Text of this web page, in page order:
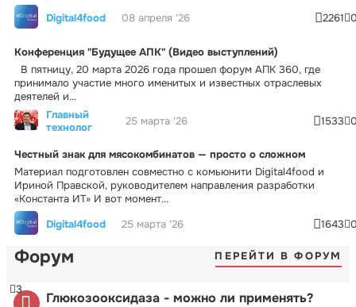
Digital4food
08 апреля '26 2261
Конференция "Будущее АПК" (Видео выступлений)
В пятницу, 20 марта 2026 года прошел форум АПК 360, где
принимало участие много именитых и известных отраслевых
деятелей и...
Главный
технолог
25 марта '26 1533
Честный знак для мясокомбинатов — просто о сложном
Материал подготовлен совместно с комьюнити Digital4food и
Ириной Правской, руководителем направления разработки
«Константа ИТ» И вот момент...
Digital4food
25 марта '26 1643
Форум ПЕРЕЙТИ В ФОРУМ
Глюкозооксидаза - можно ли применять?
3